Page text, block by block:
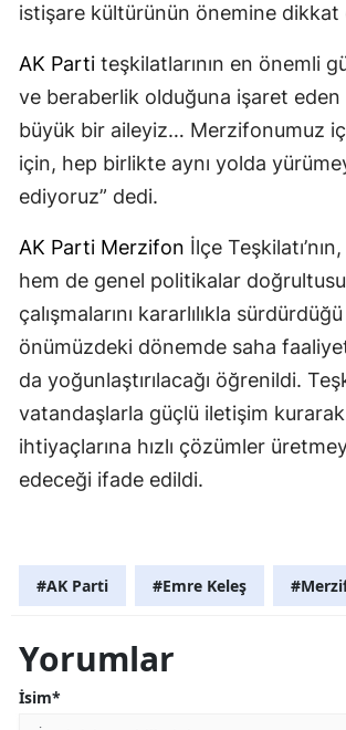
istişare kültürünün önemine dikkat
AK Parti teşkilatlarının en önemli
ve beraberlik olduğuna işaret eden
büyük bir aileyiz… Merzifonumuz
için, hep birlikte aynı yolda
ediyoruz” dedi.
AK Parti Merzifon İlçe
hem de genel politikalar
çalışmalarını kararlılıkla
önümüzdeki dönemde saha
da yoğunlaştırılacağı öğrenildi.
vatandaşlarla güçlü iletişim
ihtiyaçlarına hızlı çözümler
edeceği ifade edildi.
#AK Parti #Emre Keleş
Yorumlar
İsim*